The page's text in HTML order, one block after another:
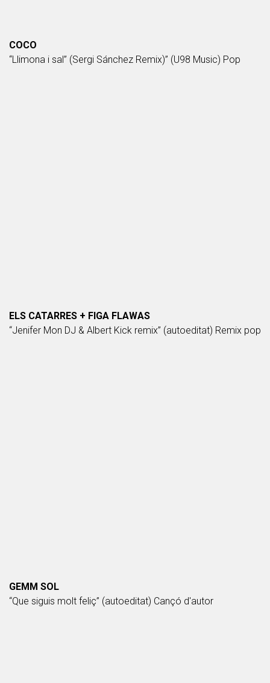
COCO
“Llimona i sal” (Sergi Sánchez Remix)” (U98 Music) Pop
ELS CATARRES + FIGA FLAWAS
“Jenifer Mon DJ & Albert Kick remix” (autoeditat) Remix pop
GEMM SOL
“Que siguis molt feliç” (autoeditat) Cançó d'autor